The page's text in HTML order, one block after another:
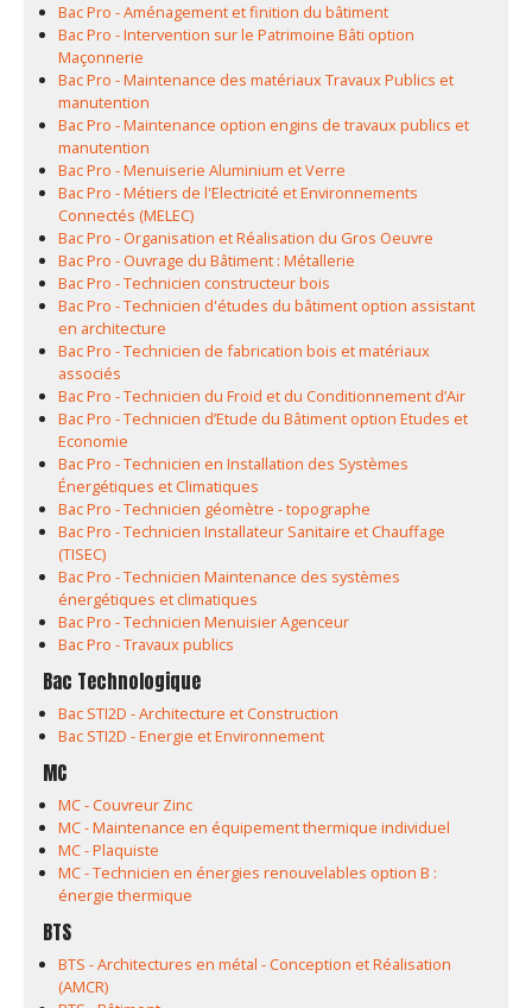
Bac Pro - Aménagement et finition du bâtiment
Bac Pro - Intervention sur le Patrimoine Bâti option
Maçonnerie
Bac Pro - Maintenance des matériaux Travaux Publics et
manutention
Bac Pro - Maintenance option engins de travaux publics et
manutention
Bac Pro - Menuiserie Aluminium et Verre
Bac Pro - Métiers de l'Electricité et Environnements
Connectés (MELEC)
Bac Pro - Organisation et Réalisation du Gros Oeuvre
Bac Pro - Ouvrage du Bâtiment : Métallerie
Bac Pro - Technicien constructeur bois
Bac Pro - Technicien d'études du bâtiment option assistant
en architecture
Bac Pro - Technicien de fabrication bois et matériaux
associés
Bac Pro - Technicien du Froid et du Conditionnement d’Air
Bac Pro - Technicien d’Etude du Bâtiment option Etudes et
Economie
Bac Pro - Technicien en Installation des Systèmes
Énergétiques et Climatiques
Bac Pro - Technicien géomètre - topographe
Bac Pro - Technicien Installateur Sanitaire et Chauffage
(TISEC)
Bac Pro - Technicien Maintenance des systèmes
énergétiques et climatiques
Bac Pro - Technicien Menuisier Agenceur
Bac Pro - Travaux publics
Bac Technologique
Bac STI2D - Architecture et Construction
Bac STI2D - Energie et Environnement
MC
MC - Couvreur Zinc
MC - Maintenance en équipement thermique individuel
MC - Plaquiste
MC - Technicien en énergies renouvelables option B :
énergie thermique
BTS
BTS - Architectures en métal - Conception et Réalisation
(AMCR)